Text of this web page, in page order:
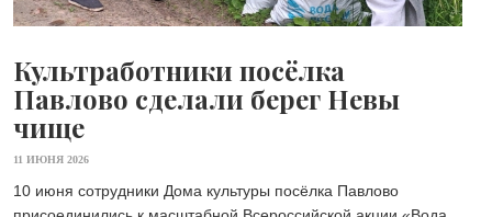
Культработники посёлка
Павлово сделали берег Невы
чище
11 ИЮНЯ 2026
10 июня сотрудники Дома культуры посёлка Павлово